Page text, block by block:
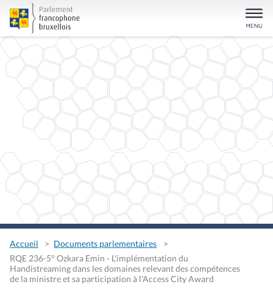
Accueil
Documents parlementaires
RQE 236-5° Ozkara Emin - L'implémentation du
Handistreaming dans les domaines relevant des compétences
de la ministre et sa participation à l'Access City Award